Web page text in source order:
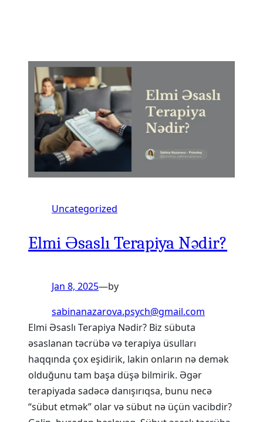
Uncategorized
Elmi Əsaslı Terapiya Nədir?
Jan 8, 2025—by
sabinanazarova.psych@gmail.com
Elmi Əsaslı Terapiya Nədir? Biz sübuta
əsaslanan təcrübə və terapiya üsulları
haqqında çox eşidirik, lakin onların nə demək
olduğunu tam başa düşə bilmirik. Əgər
terapiyada sadəcə danışırıqsa, bunu necə
“sübut etmək” olar və sübut nə üçün vacibdir?